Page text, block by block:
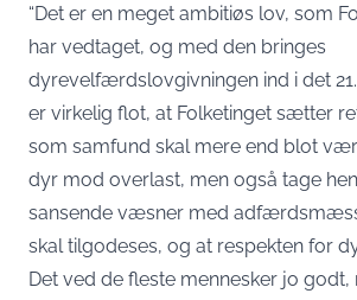
“Det er en meget ambitiøs lov, som
har vedtaget, og med den bringes
dyrevelfærdslovgivningen ind i det
er virkelig flot, at Folketinget sætter
som samfund skal mere end blot
dyr mod overlast, men også tage
sansende væsner med
skal tilgodeses, og at respekten for
Det ved de fleste mennesker jo godt,